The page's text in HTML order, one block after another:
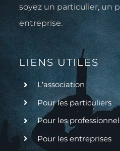
soyez un particulier, un
entreprise.
LIENS UTILES
L'association
Pour les particuliers
Pour les
Pour les entreprises